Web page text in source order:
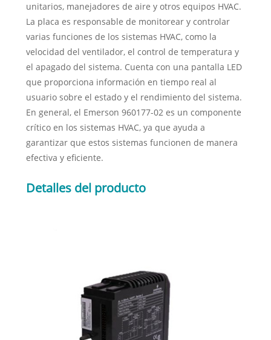
unitarios, manejadores de aire y otros equipos HVAC.
La placa es responsable de monitorear y controlar
varias funciones de los sistemas HVAC, como la
velocidad del ventilador, el control de temperatura y
el apagado del sistema. Cuenta con una pantalla LED
que proporciona información en tiempo real al
usuario sobre el estado y el rendimiento del sistema.
En general, el Emerson 960177-02 es un componente
crítico en los sistemas HVAC, ya que ayuda a
garantizar que estos sistemas funcionen de manera
efectiva y eficiente.
Detalles del producto